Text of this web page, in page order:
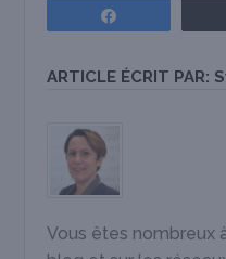
ARTICLE ÉCRIT PAR:
Vous êtes nombreux